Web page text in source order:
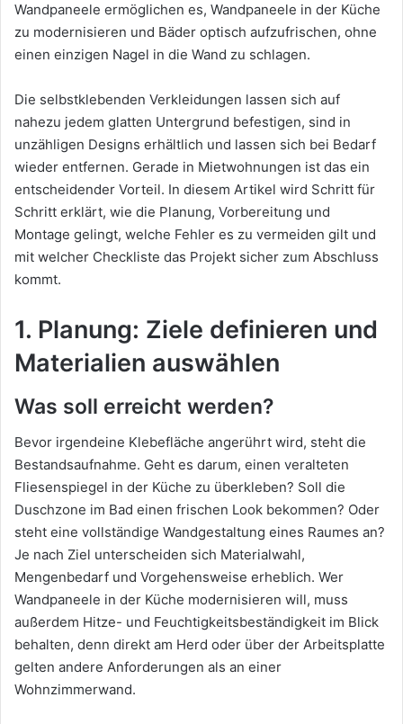
Wandpaneele ermöglichen es, Wandpaneele in der Küche
zu modernisieren und Bäder optisch aufzufrischen, ohne
einen einzigen Nagel in die Wand zu schlagen.
Die selbstklebenden Verkleidungen lassen sich auf
nahezu jedem glatten Untergrund befestigen, sind in
unzähligen Designs erhältlich und lassen sich bei Bedarf
wieder entfernen. Gerade in Mietwohnungen ist das ein
entscheidender Vorteil. In diesem Artikel wird Schritt für
Schritt erklärt, wie die Planung, Vorbereitung und
Montage gelingt, welche Fehler es zu vermeiden gilt und
mit welcher Checkliste das Projekt sicher zum Abschluss
kommt.
1. Planung: Ziele definieren und
Materialien auswählen
Was soll erreicht werden?
Bevor irgendeine Klebefläche angerührt wird, steht die
Bestandsaufnahme. Geht es darum, einen veralteten
Fliesenspiegel in der Küche zu überkleben? Soll die
Duschzone im Bad einen frischen Look bekommen? Oder
steht eine vollständige Wandgestaltung eines Raumes an?
Je nach Ziel unterscheiden sich Materialwahl,
Mengenbedarf und Vorgehensweise erheblich. Wer
Wandpaneele in der Küche modernisieren will, muss
außerdem Hitze- und Feuchtigkeitsbeständigkeit im Blick
behalten, denn direkt am Herd oder über der Arbeitsplatte
gelten andere Anforderungen als an einer
Wohnzimmerwand.